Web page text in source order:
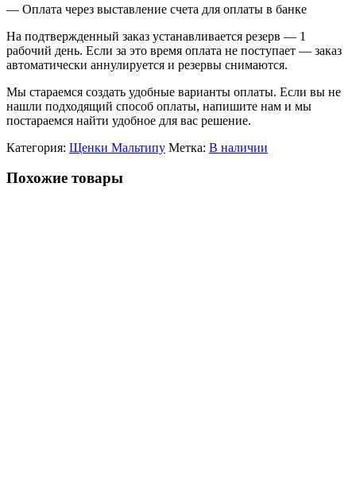
— Оплата через выставление счета для оплаты в банке
На подтвержденный заказ устанавливается резерв — 1
рабочий день. Если за это время оплата не поступает — заказ
автоматически аннулируется и резервы снимаются.
Мы стараемся создать удобные варианты оплаты. Если вы не
нашли подходящий способ оплаты, напишите нам и мы
постараемся найти удобное для вас решение.
Категория: Щенки Мальтипу Метка: В наличии
Похожие товары